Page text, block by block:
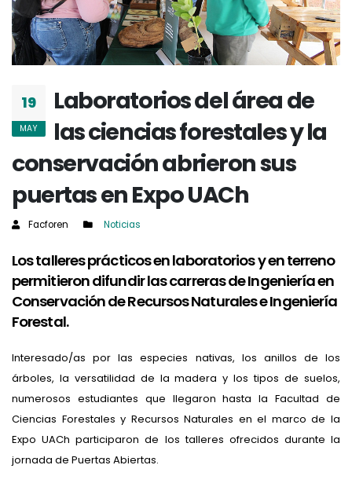
19
MAY
Laboratorios del área de
las ciencias forestales y la
conservación abrieron sus
puertas en Expo UACh
Facforen Noticias
Los talleres prácticos en laboratorios y en terreno
permitieron difundir las carreras de Ingeniería en
Conservación de Recursos Naturales e Ingeniería
Forestal.
Interesado/as por las especies nativas, los anillos de los
árboles, la versatilidad de la madera y los tipos de suelos,
numerosos estudiantes que llegaron hasta la Facultad de
Ciencias Forestales y Recursos Naturales en el marco de la
Expo UACh participaron de los talleres ofrecidos durante la
jornada de Puertas Abiertas.